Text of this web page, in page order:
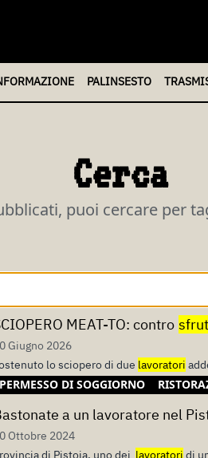
RMAZIONE PALINSESTO
Cerca
puoi cercare per
MEAT-TO: contro
Giugno 2026
lo sciopero di due lavoratori
PERMESSO DI SOGGIORNO
a un lavoratore nel
Ottobre 2024
di Pistoia, uno dei lavoratori di